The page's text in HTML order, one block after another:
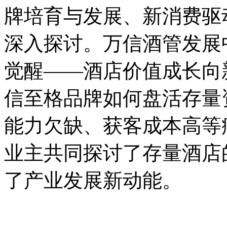
牌培育与发展、新消费
深入探讨。万信酒管发
觉醒——酒店价值成长向
信至格品牌如何盘活存
能力欠缺、获客成本高
业主共同探讨了存量酒
了产业发展新动能。